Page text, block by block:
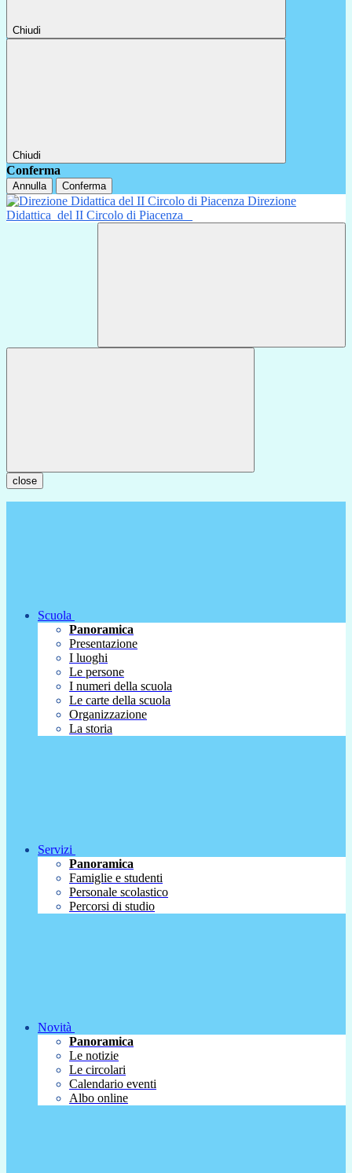
Chiudi
Chiudi
Conferma
Annulla Conferma
Direzione
Didattica del II Circolo di Piacenza
close
Scuola
Panoramica
Presentazione
I luoghi
Le persone
I numeri della scuola
Le carte della scuola
Organizzazione
La storia
Servizi
Panoramica
Famiglie e studenti
Personale scolastico
Percorsi di studio
Novità
Panoramica
Le notizie
Le circolari
Calendario eventi
Albo online